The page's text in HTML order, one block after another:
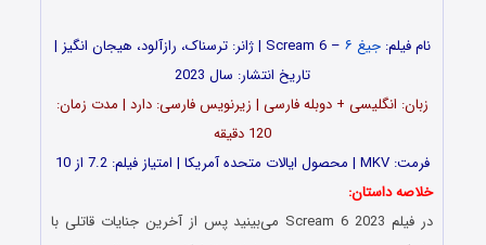
نام فیلم:جیغ ۶
– Scream 6 | ژانر: ترسناک، رازآلود، هیجان انگیز |
تاریخ انتشار: سال 2023
زبان: انگلیسی + دوبله فارسی | زیرنویس فارسی: دارد | مدت زمان:
120 دقیقه
فرمت: MKV | محصول ایالات متحده آمریکا | امتیاز فیلم: 7.2 از 10
خلاصه داستان:
در فیلم Scream 6 2023 می‌بینید پس از آخرین جنایات قاتلی با